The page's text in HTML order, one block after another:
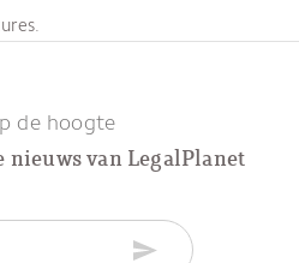
de hoogte
nieuws van LegalPlanet